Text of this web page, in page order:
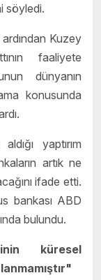
söyledi.
Kuzey
faaliyete
dünyanın
konusunda
yaptırım
artık ne
ifade etti.
bankası ABD
bulundu.
küresel